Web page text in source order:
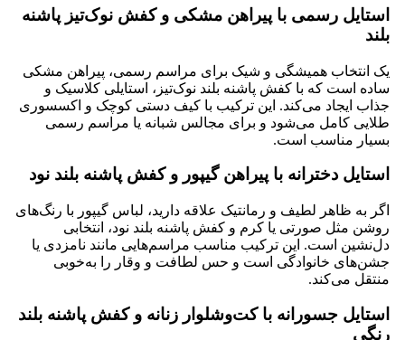
استایل رسمی با پیراهن مشکی و کفش نوک‌تیز پاشنه
بلند
یک انتخاب همیشگی و شیک برای مراسم رسمی، پیراهن مشکی
ساده است که با کفش پاشنه بلند نوک‌تیز، استایلی کلاسیک و
جذاب ایجاد می‌کند. این ترکیب با کیف دستی کوچک و اکسسوری
طلایی کامل می‌شود و برای مجالس شبانه یا مراسم رسمی
بسیار مناسب است.
استایل دخترانه با پیراهن گیپور و کفش پاشنه بلند نود
اگر به ظاهر لطیف و رمانتیک علاقه دارید، لباس گیپور با رنگ‌های
روشن مثل صورتی یا کرم و کفش پاشنه بلند نود، انتخابی
دل‌نشین است. این ترکیب مناسب مراسم‌هایی مانند نامزدی یا
جشن‌های خانوادگی است و حس لطافت و وقار را به‌خوبی
منتقل می‌کند.
استایل جسورانه با کت‌وشلوار زنانه و کفش پاشنه بلند
رنگی